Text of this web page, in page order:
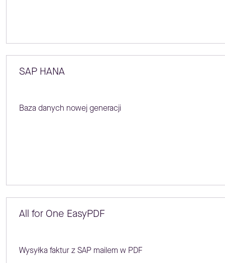
SAP HANA
Baza danych nowej generacji
All for One EasyPDF
Wysyłka faktur z SAP mailem w PDF